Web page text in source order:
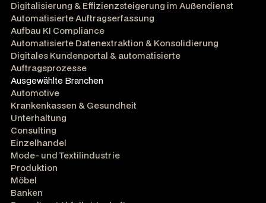
Digitalisierung & Effizienzsteigerung im Außendienst
Automatisierte Auftragserfassung
Aufbau KI Compliance
Automatisierte Datenextraktion & Konsolidierung
Digitales Kundenportal & automatisierte
Auftragsprozesse
Ausgewählte Branchen
Automotive
Krankenkassen & Gesundheit
Unterhaltung
Consulting
Einzelhandel
Mode- und Textilindustrie
Produktion
Möbel
Banken